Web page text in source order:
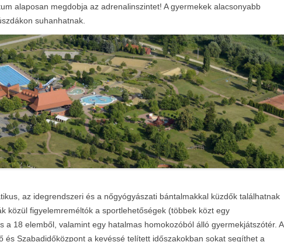
alaposan megdobja az adrenalinszintet! A gyermekek alacsonyabb
suhanhatnak.
az idegrendszeri és a nőgyógyászati bántalmakkal küzdők találhatnak
közül figyelemreméltók a sportlehetőségek (többek közt egy
a 18 elemből, valamint egy hatalmas homokozóból álló gyermekjátszótér. A
és Szabadidőközpont a kevéssé telített időszakokban sokat segíthet a